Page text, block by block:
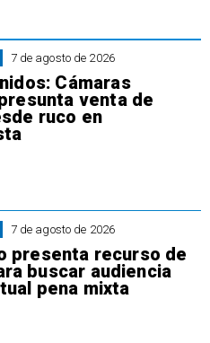
7 de agosto de 2026
Cámaras
venta de
ruco en
7 de agosto de 2026
presenta recurso de
buscar audiencia
pena mixta